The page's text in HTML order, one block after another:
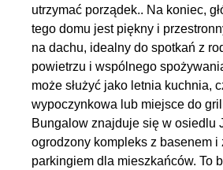
utrzymać porządek.. Na koniec,
tego domu jest piękny i
na dachu, idealny do spotkań z
powietrzu i wspólnego
może służyć jako letnia kuchnia,
wypoczynkowa lub miejsce do
Bungalow znajduje się w osiedlu
ogrodzony kompleks z basenem i
parkingiem dla mieszkańców. To